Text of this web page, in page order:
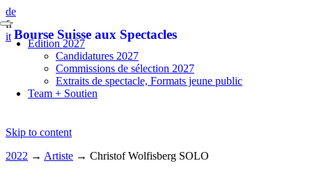
de
fr
it Bourse Suisse aux Spectacles
Skip to content
Edition 2027
Candidatures 2027
Commissions de sélection 2027
Extraits de spectacle, Formats jeune public
Team + Soutien
2022 → Artiste → Christof Wolfisberg SOLO